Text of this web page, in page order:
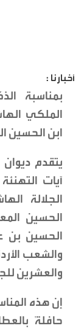
أخبارنا :
بمناسبة
الملكي
ابن الحسين
يتقدم
آيات
الجلالة
الحسين
الحسين بن
والشعب
والعشرين
إن هذه
حافلةً